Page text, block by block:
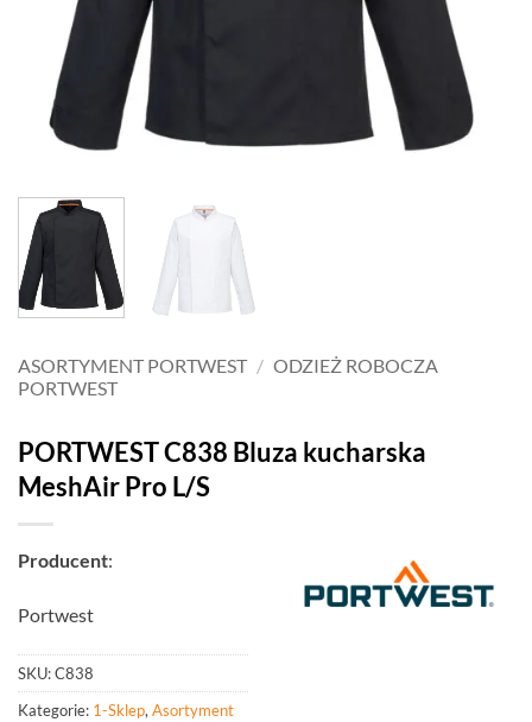
ASORTYMENT PORTWEST / ODZIEŻ ROBOCZA
PORTWEST
PORTWEST C838 Bluza kucharska
MeshAir Pro L/S
Producent:
Portwest
SKU:C838
Kategorie: 1-Sklep, Asortyment